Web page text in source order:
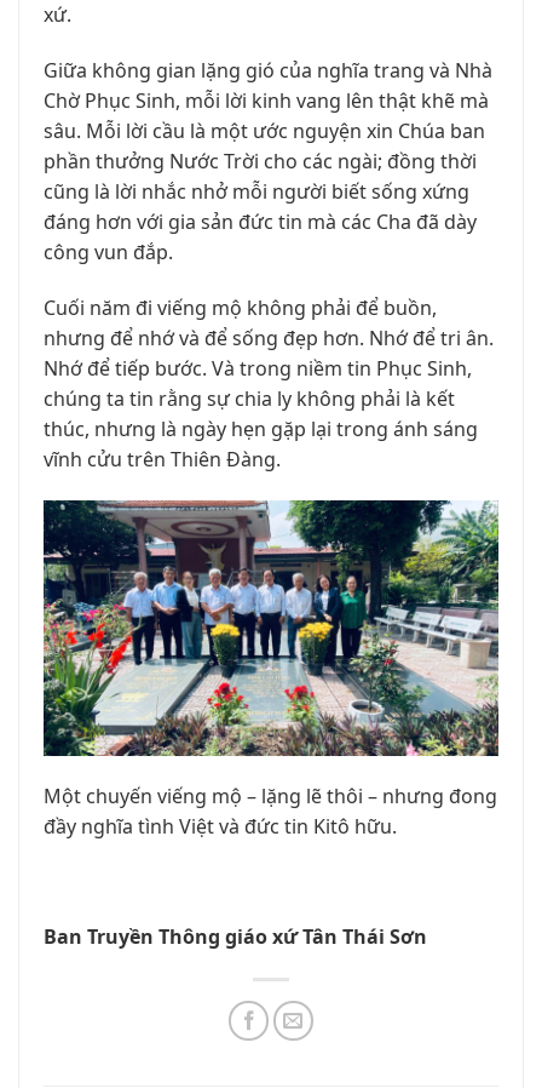
xứ.
Giữa không gian lặng gió của nghĩa trang và Nhà
Chờ Phục Sinh, mỗi lời kinh vang lên thật khẽ mà
sâu. Mỗi lời cầu là một ước nguyện xin Chúa ban
phần thưởng Nước Trời cho các ngài; đồng thời
cũng là lời nhắc nhở mỗi người biết sống xứng
đáng hơn với gia sản đức tin mà các Cha đã dày
công vun đắp.
Cuối năm đi viếng mộ không phải để buồn,
nhưng để nhớ và để sống đẹp hơn. Nhớ để tri ân.
Nhớ để tiếp bước. Và trong niềm tin Phục Sinh,
chúng ta tin rằng sự chia ly không phải là kết
thúc, nhưng là ngày hẹn gặp lại trong ánh sáng
vĩnh cửu trên Thiên Đàng.
Một chuyến viếng mộ – lặng lẽ thôi – nhưng đong
đầy nghĩa tình Việt và đức tin Kitô hữu.
Ban Truyền Thông giáo xứ Tân Thái Sơn